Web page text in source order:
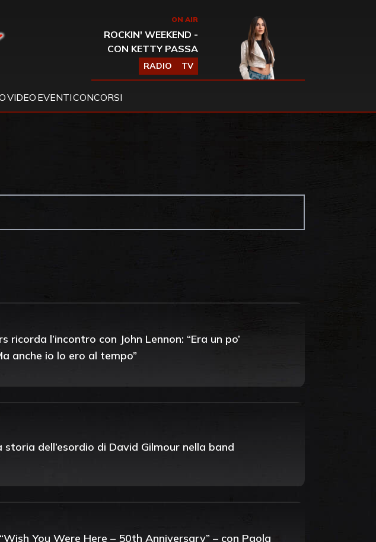
ON AIR
ROCKIN' WEEKEND -
CON KETTY PASSA
RADIO TV
VIDEO EVENTICONCORSI
ricorda l’incontro con John Lennon: “Era un po’
anche io lo ero al tempo”
storia dell’esordio di David Gilmour nella band
You Were Here – 50th Anniversary” – con Paola